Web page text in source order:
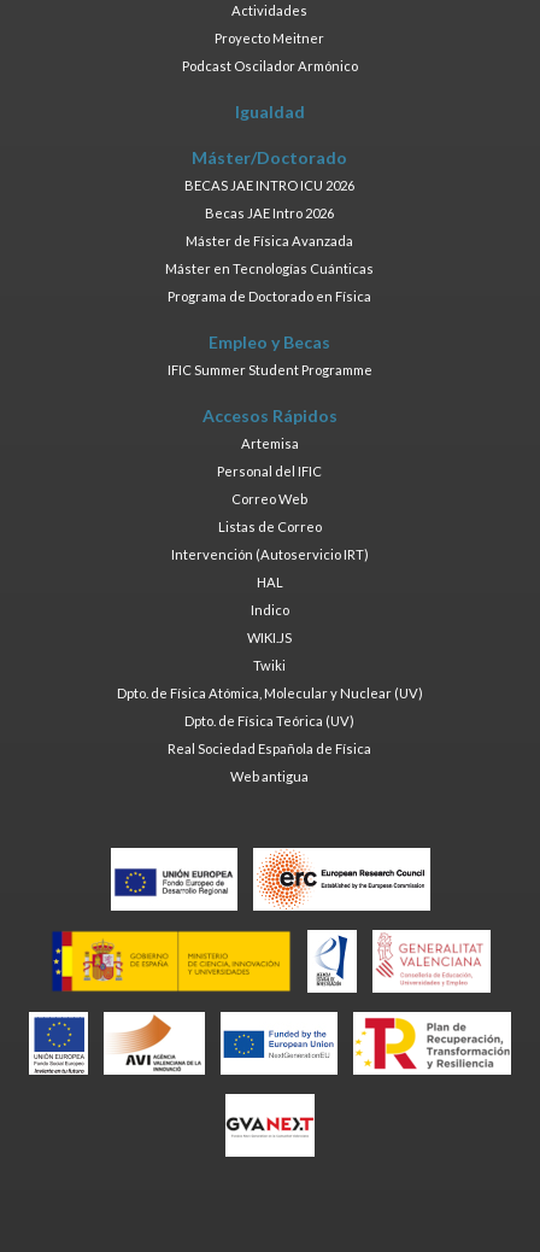
Actividades
Proyecto Meitner
Podcast Oscilador Armónico
Igualdad
Máster/Doctorado
BECAS JAE INTRO ICU 2026
Becas JAE Intro 2026
Máster de Física Avanzada
Máster en Tecnologías Cuánticas
Programa de Doctorado en Física
Empleo y Becas
IFIC Summer Student Programme
Accesos Rápidos
Artemisa
Personal del IFIC
Correo Web
Listas de Correo
Intervención (Autoservicio IRT)
HAL
Indico
WIKI.JS
Twiki
Dpto. de Física Atómica, Molecular y Nuclear (UV)
Dpto. de Física Teórica (UV)
Real Sociedad Española de Física
Web antigua